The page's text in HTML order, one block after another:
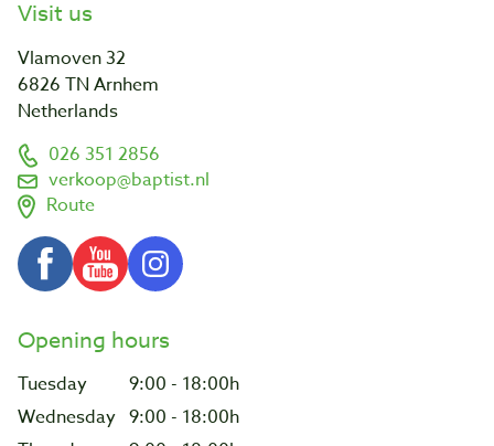
Visit us
Vlamoven 32
6826 TN Arnhem
Netherlands
026 351 2856
verkoop@baptist.nl
Route
Opening hours
Tuesday
9:00 - 18:00h
Wednesday 9:00 - 18:00h